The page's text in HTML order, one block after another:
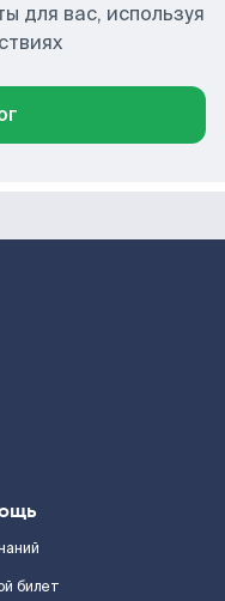
для вас, используя
билет